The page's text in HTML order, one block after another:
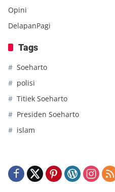
Opini
DelapanPagi
Tags
Soeharto
polisi
Titiek Soeharto
Presiden Soeharto
islam